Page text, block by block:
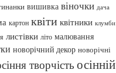
вишивка віночки дача
картон квіти квітники клумби
листівки літо малювання
новорічний декор новорічні
творчість осінній